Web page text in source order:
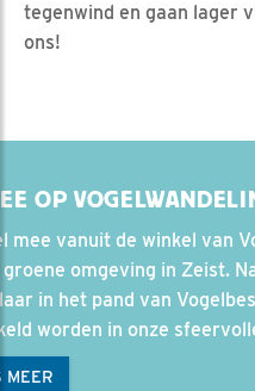
tegenwind en gaan lager
ons!
OP
mee vanuit de winkel van
omgeving in Zeist.
in het pand van
worden in onze
MEER